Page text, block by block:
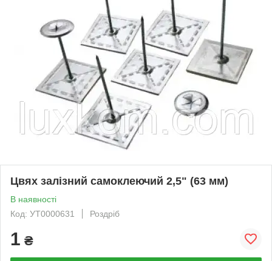
Цвях залізний самоклеючий 2,5" (63 мм)
В наявності
Код: УТ0000631
Роздріб
1 ₴